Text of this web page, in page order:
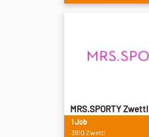
MRS.SPORTY Zwettl
1 Job
3910 Zwettl